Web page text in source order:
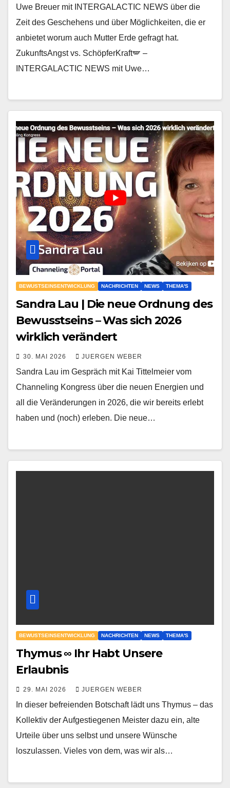
Uwe Breuer mit INTERGALACTIC NEWS über die
Zeit des Geschehens und über Möglichkeiten, die er
anbietet worum auch Mutter Erde gefragt hat.
ZukunftsAngst vs. SchöpferKraft🪽 –
INTERGALACTIC NEWS mit Uwe…
BEWUSTSEINSENTWICKLUNG NACHRICHTEN NEWS THEMA'S
Sandra Lau | Die neue Ordnung des
Bewusstseins – Was sich 2026
wirklich verändert
30. MAI 2026 JUERGEN WEBER
Sandra Lau im Gespräch mit Kai Tittelmeier vom
Channeling Kongress über die neuen Energien und
all die Veränderungen in 2026, die wir bereits erlebt
haben und (noch) erleben. Die neue…
BEWUSTSEINSENTWICKLUNG NACHRICHTEN NEWS THEMA'S
Thymus ∞ Ihr Habt Unsere
Erlaubnis
29. MAI 2026 JUERGEN WEBER
In dieser befreienden Botschaft lädt uns Thymus – das
Kollektiv der Aufgestiegenen Meister dazu ein, alte
Urteile über uns selbst und unsere Wünsche
loszulassen. Vieles von dem, was wir als…